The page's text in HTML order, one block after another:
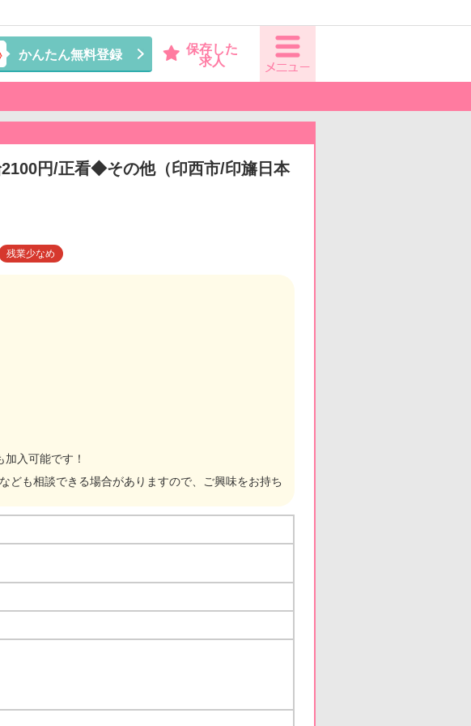
かんたん無料登録
保存した
求人
円/正看◆その他（印西市/印旛日本
残業少なめ
入可能です！
ども相談できる場合がありますので、ご興味をお持ち